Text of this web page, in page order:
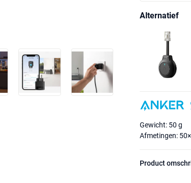
Alternatief
Gewicht: 50 g
Afmetingen:
Product